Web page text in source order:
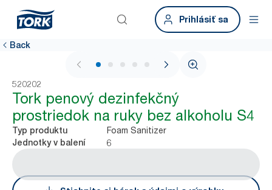
Prihlásiť sa
Back
1 / 5
520202
Tork penový dezinfekčný
prostriedok na ruky bez alkoholu S4
Typ produktu Foam Sanitizer
Jednotky v balení 6